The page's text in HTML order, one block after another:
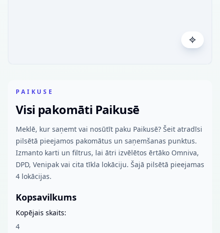
PAIKUSE
Visi pakomāti Paikusē
Meklē, kur saņemt vai nosūtīt paku Paikusē? Šeit atradīsi
pilsētā pieejamos pakomātus un saņemšanas punktus.
Izmanto karti un filtrus, lai ātri izvēlētos ērtāko Omniva,
DPD, Venipak vai cita tīkla lokāciju. Šajā pilsētā pieejamas
4 lokācijas.
Kopsavilkums
Kopējais skaits:
4